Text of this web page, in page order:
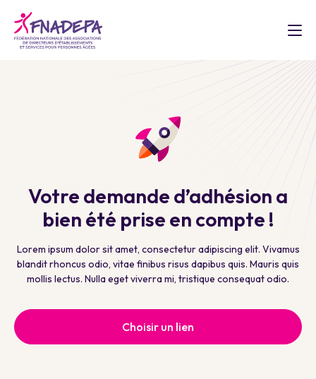
Votre demande d’adhésion a
bien été prise en compte !
Lorem ipsum dolor sit amet, consectetur adipiscing elit. Vivamus
blandit rhoncus odio, vitae finibus risus dapibus quis. Mauris quis
mollis lectus. Nulla eget viverra mi, tristique consequat odio.
Choisir un lien